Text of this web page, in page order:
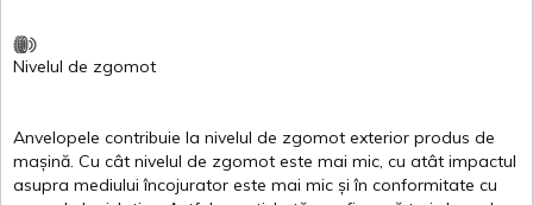
Nivelul de zgomot
Anvelopele contribuie la nivelul de zgomot exterior produs de
mașină. Cu cât nivelul de zgomot este mai mic, cu atât impactul
asupra mediului încojurator este mai mic și în conformitate cu